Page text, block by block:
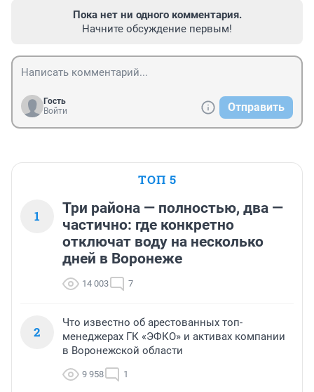
Пока нет ни одного комментария.
Начните обсуждение первым!
Гость
Войти
Отправить
ТОП 5
1
Три района — полностью, два —
частично: где конкретно
отключат воду на несколько
дней в Воронеже
14 003 7
2
Что известно об арестованных топ-
менеджерах ГК «ЭФКО» и активах компании
в Воронежской области
9 958 1